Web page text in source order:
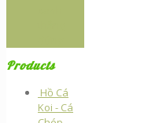
Products
Hồ Cá
Koi - Cá